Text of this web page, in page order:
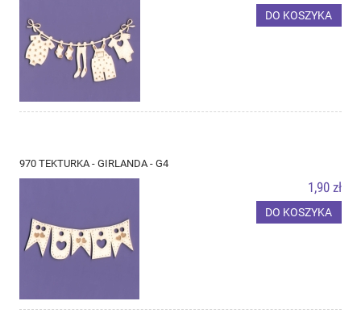
DO KOSZYKA
970 TEKTURKA - GIRLANDA - G4
1,90 zł
DO KOSZYKA